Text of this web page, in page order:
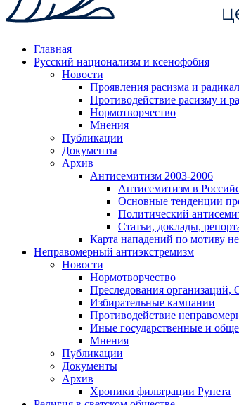
Главная
Русский национализм и ксенофобия
Новости
Проявления расизма и
Противодействие расизму и
Нормотворчество
Мнения
Публикации
Документы
Архив
Антисемитизм 2003-2006
Антисемитизм в
Основные тенденции
Политический
Статьи, доклады,
Карта нападений по мотиву
Неправомерный антиэкстремизм
Новости
Нормотворчество
Преследования
Избирательные кампании
Противодействие
Иные государственные и
Мнения
Публикации
Документы
Архив
Хроники фильтрации Рунета